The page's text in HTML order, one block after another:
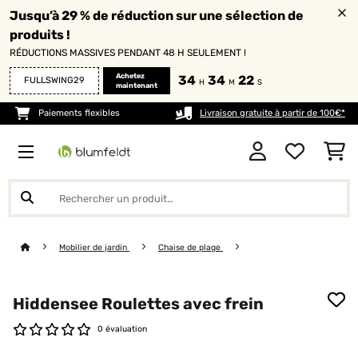
Jusqu’à 29 % de réduction sur une sélection de
produits !
RÉDUCTIONS MASSIVES PENDANT 48 H SEULEMENT !
FULLSWING29
Achetez
maintenant
34 H 34 M 20 S
Paiements flexibles Livraison gratuite à partir de 100€*
Mobilier de jardin Chaise de plage
Hiddensee Roulettes avec frein
0 évaluation